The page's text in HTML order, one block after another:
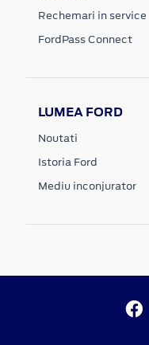
Rechemari in service
FordPass Connect
LUMEA FORD
Noutati
Istoria Ford
Mediu inconjurator